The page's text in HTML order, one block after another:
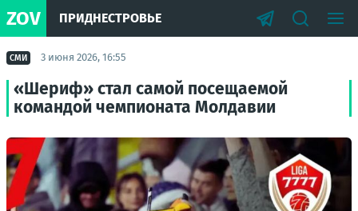
ZOV ПРИДНЕСТРОВЬЕ
СМИ 3 июня 2026, 16:55
«Шериф» стал самой посещаемой
командой чемпионата Молдавии